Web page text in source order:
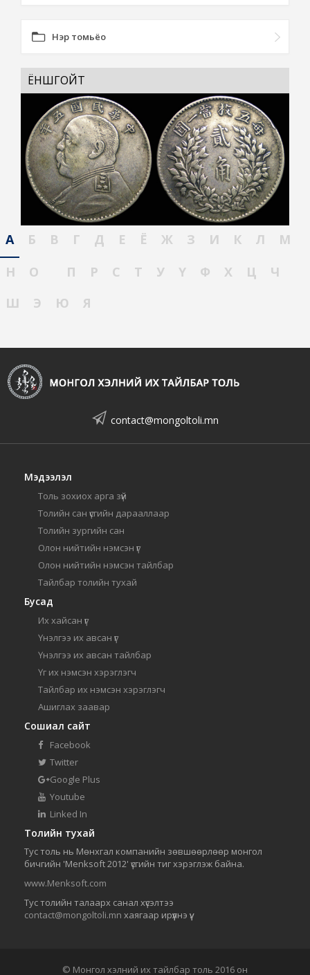
Нэр томьёо
ЁНШГОЙТ
А Б В Г Д Е Ё Ж З И К Л
М
Н
О П Р С Т У Ү Ф Х Ц
Ч
Ш
Э Ю Я
contact@mongoltoli.mn
Мэдээлэл
Толь зохиох арга зүй
Толийн сан үсгийн дарааллаар
Толийн зургийн сан
Олон нийтийн нэмсэн үг
Олон нийтийн нэмсэн тайлбар
Тайлбар толийн тухай
Бусад
Их хайсан үг
Үнэлгээ их авсан үг
Үнэлгээ их авсан тайлбар
Үг их нэмсэн хэрэглэгч
Тайлбар их нэмсэн хэрэглэгч
Ашиглах заавар
Сошиал сайт
Facebook
Twitter
Google Plus
Youtube
Linked In
Толийн тухай
Тус толь нь Мөнхгал компанийн зөвшөөрлөөр монгол
бичгийн 'Menksoft 2012' үсгийн тиг хэрэглэж байна.
www.Menksoft.com
Тус толийн талаарх санал хүсэлтээ
contact@mongoltoli.mn хаягаар ирүүлнэ үү.
© Монгол хэлний их тайлбар толь 2016 он